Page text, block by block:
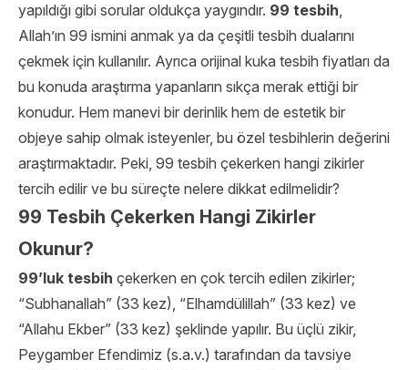
yapıldığı gibi sorular oldukça yaygındır. 99 tesbih,
Allah’ın 99 ismini anmak ya da çeşitli tesbih dualarını
çekmek için kullanılır. Ayrıca orijinal kuka tesbih fiyatları da
bu konuda araştırma yapanların sıkça merak ettiği bir
konudur. Hem manevi bir derinlik hem de estetik bir
objeye sahip olmak isteyenler, bu özel tesbihlerin değerini
araştırmaktadır. Peki, 99 tesbih çekerken hangi zikirler
tercih edilir ve bu süreçte nelere dikkat edilmelidir?
99 Tesbih Çekerken Hangi Zikirler
Okunur?
99’luk tesbih çekerken en çok tercih edilen zikirler;
“Subhanallah” (33 kez), “Elhamdülillah” (33 kez) ve
“Allahu Ekber” (33 kez) şeklinde yapılır. Bu üçlü zikir,
Peygamber Efendimiz (s.a.v.) tarafından da tavsiye